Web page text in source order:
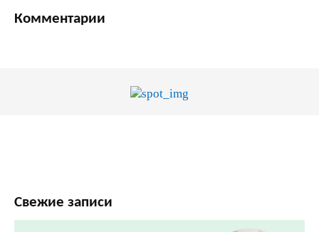
Комментарии
Свежие записи